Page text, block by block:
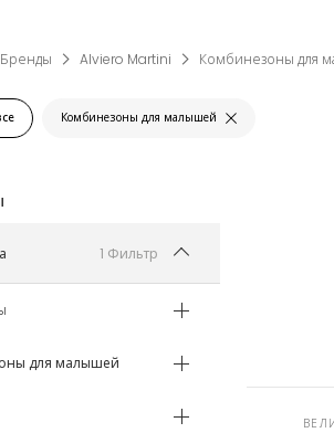
Бренды Alviero Martini Комбинезоны для
Комбинезоны для малышей
1 Фильтр
для малышей